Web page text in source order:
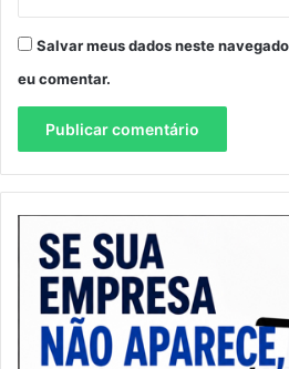
Salvar meus dados neste
eu comentar.